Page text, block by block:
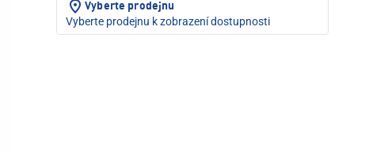
Vyberte prodejnu
Vyberte prodejnu k zobrazení dostupnosti